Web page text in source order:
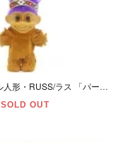
TROLL/トロール人形・RUSS/ラス 「パープル/Ｍ/インディアン」
SOLD OUT